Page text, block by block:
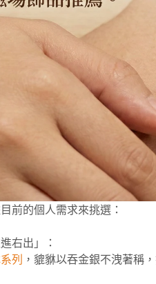
前的個人需求來挑選：
右出」：
列 ，貔貅以吞金銀不洩著稱